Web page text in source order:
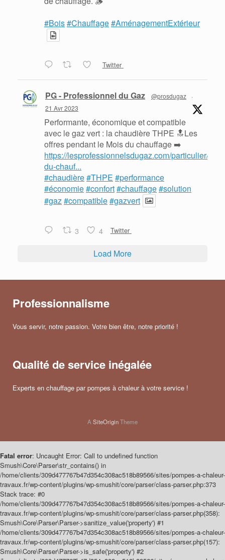
#Bois#Chauffage#AménagementExtérieur
Twitter
PG - Professionnel du Gaz @prosdugaz
·
21 Avr 2023
Performante, économique et compatible
avec le gaz vert : la chaudière THPE 🔝Les
offres pendant le Mois du chauffage ➡️
https://lesprofessionnelsdugaz.com/particulier/
du-chauf...
#chaudière#THPE #performance
#économie#confort#chauffage#solution
#gaz#compatible#gazvert
3 4 Twitter
Load More
Professionnalisme
Vous servir, notre passion. Votre bien être, notre priorité !
Qualité de service inégalée
Experts en chauffage par pompes à chaleur à votre service !
ASiteOriginTheme
Fatal error: Uncaught Error: Call to undefined function
Smush\Core\Parser\str_contains() in
/home/clients/309d477767b47d354c308ac518b89566/sites/pompes-a-chaleur-
travaux.fr/wp-content/plugins/wp-smushit/core/parser/class-parser.php:373
Stack trace: #0
/home/clients/309d477767b47d354c308ac518b89566/sites/pompes-a-chaleur-
travaux.fr/wp-content/plugins/wp-smushit/core/parser/class-parser.php(358):
Smush\Core\Parser\Parser->sanitize_value('property') #1
/home/clients/309d477767b47d354c308ac518b89566/sites/pompes-a-chaleur-
travaux.fr/wp-content/plugins/wp-smushit/core/parser/class-parser.php(157):
Smush\Core\Parser\Parser->is_safe('property') #2